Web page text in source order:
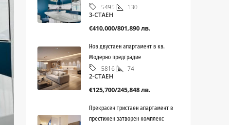
5495
130
3-СТАЕН
€410,000/801,890 лв.
Нов двустаен апартамент в кв.
Модерно предградие
5816
74
2-СТАЕН
€125,700/245,848 лв.
Прекрасен тристаен апартамент в
престижен затворен комплекс